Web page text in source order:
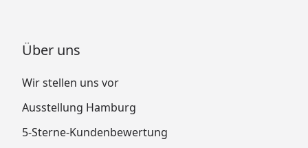
Über uns
Wir stellen uns vor
Ausstellung Hamburg
5-Sterne-Kundenbewertung